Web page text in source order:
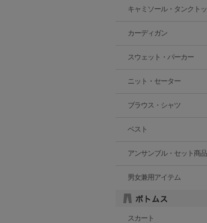
キャミソール・タンクト
カーディガン
スウェット・パーカー
ニット・セーター
ブラウス・シャツ
ベスト
アンサンブル・セット商品
男女兼用アイテム
スカート